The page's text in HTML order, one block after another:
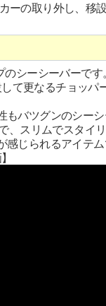
ーの取り外し、移
のシーシーバーです
て更なるチョッパ
もバツグンのシー
、スリムでスタイ
感じられるアイテ